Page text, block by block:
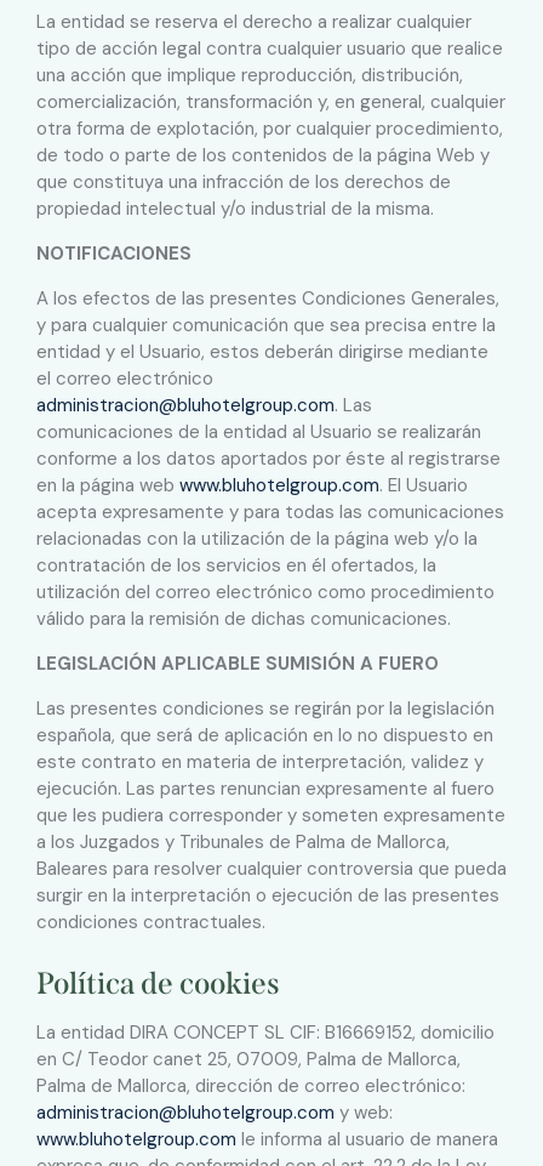
La entidad se reserva el derecho a realizar cualquier
tipo de acción legal contra cualquier usuario que realice
una acción que implique reproducción, distribución,
comercialización, transformación y, en general, cualquier
otra forma de explotación, por cualquier procedimiento,
de todo o parte de los contenidos de la página Web y
que constituya una infracción de los derechos de
propiedad intelectual y/o industrial de la misma.
NOTIFICACIONES
A los efectos de las presentes Condiciones Generales,
y para cualquier comunicación que sea precisa entre la
entidad y el Usuario, estos deberán dirigirse mediante
el correo electrónico
administracion@bluhotelgroup.com. Las
comunicaciones de la entidad al Usuario se realizarán
conforme a los datos aportados por éste al registrarse
en la página web www.bluhotelgroup.com. El Usuario
acepta expresamente y para todas las comunicaciones
relacionadas con la utilización de la página web y/o la
contratación de los servicios en él ofertados, la
utilización del correo electrónico como procedimiento
válido para la remisión de dichas comunicaciones.
LEGISLACIÓN APLICABLE SUMISIÓN A FUERO
Las presentes condiciones se regirán por la legislación
española, que será de aplicación en lo no dispuesto en
este contrato en materia de interpretación, validez y
ejecución. Las partes renuncian expresamente al fuero
que les pudiera corresponder y someten expresamente
a los Juzgados y Tribunales de Palma de Mallorca,
Baleares para resolver cualquier controversia que pueda
surgir en la interpretación o ejecución de las presentes
condiciones contractuales.
Política de cookies
La entidad DIRA CONCEPT SL CIF: B16669152, domicilio
en C/ Teodor canet 25, 07009, Palma de Mallorca,
Palma de Mallorca, dirección de correo electrónico:
administracion@bluhotelgroup.com y web:
www.bluhotelgroup.com le informa al usuario de manera